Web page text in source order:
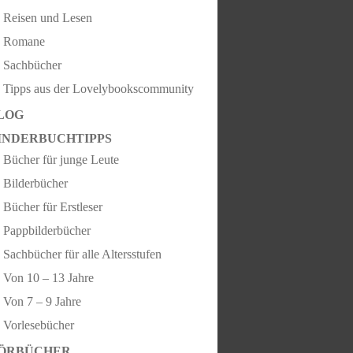
Reisen und Lesen
Romane
Sachbücher
Tipps aus der Lovelybookscommunity
Bücher für junge Leute
Bilderbücher
Bücher für Erstleser
Pappbilderbücher
Sachbücher für alle Altersstufen
Von 10 – 13 Jahre
Von 7 – 9 Jahre
Vorlesebücher